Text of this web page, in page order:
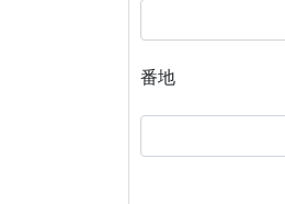
番地